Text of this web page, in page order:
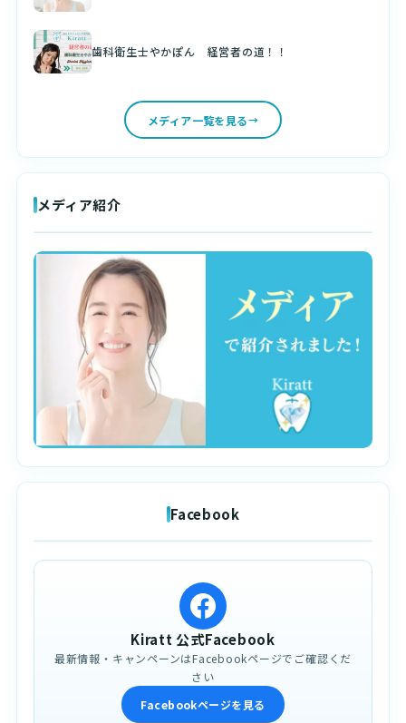
歯科衛生士やかぽん 経営者の道！！
メディア一覧を見る
メディア紹介
Facebook
Kiratt 公式Facebook
最新情報・キャンペーンはFacebookページでご確認くだ
さい
Facebookページを見る